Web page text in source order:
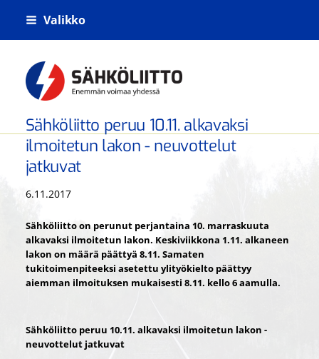
Siirry
sivun
sisältöön
Valikko
Kiskoliikenteen sähkö- tietoliikenne-
Sähköliitto peruu 10.11. alkavaksi
ilmoitetun lakon - neuvottelut
jatkuvat
6.11.2017
Sähköliitto on perunut perjantaina 10. marraskuuta
alkavaksi ilmoitetun lakon. Keskiviikkona 1.11. alkaneen
lakon on määrä päättyä 8.11. Samaten
tukitoimenpiteeksi asetettu ylityökielto päättyy
aiemman ilmoituksen mukaisesti 8.11. kello 6 aamulla.
Sähköliitto peruu 10.11. alkavaksi ilmoitetun lakon -
neuvottelut jatkuvat